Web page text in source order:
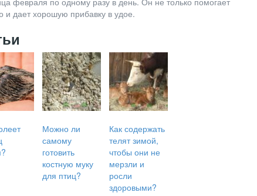
и дает хорошую прибавку в удое.
Можно ли
самому
готовить
костную муку
для птиц?
Как содержать
телят зимой,
чтобы они не
мерзли и
росли
здоровыми?